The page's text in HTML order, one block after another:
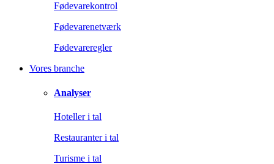
Fødevarekontrol
Fødevarenetværk
Fødevareregler
Vores branche
Analyser
Hoteller i tal
Restauranter i tal
Turisme i tal